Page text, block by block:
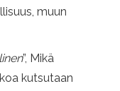
muun
”, Mikä
kutsutaan